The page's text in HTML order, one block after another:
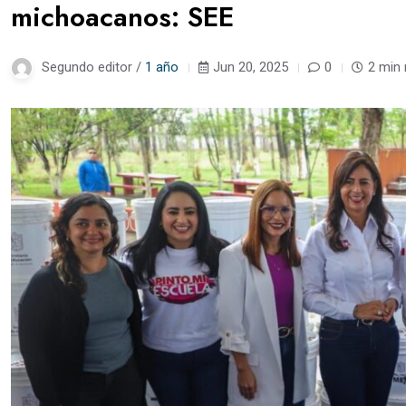
michoacanos: SEE
Segundo editor / 1 año Jun 20, 2025 0 2 min